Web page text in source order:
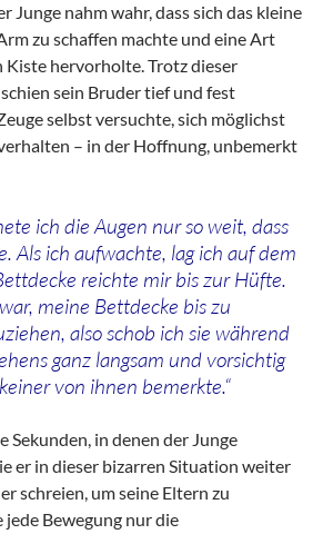
Junge nahm wahr, dass sich das kleine
zu schaffen machte und eine Art
Kiste hervorholte. Trotz dieser
sein Bruder tief und fest
selbst versuchte, sich möglichst
– in der Hoffnung, unbemerkt
ich die Augen nur so weit, dass
Als ich aufwachte, lag ich auf dem
reichte mir bis zur Hüfte.
meine Bettdecke bis zu
also schob ich sie während
ganz langsam und vorsichtig
von ihnen bemerkte.“
Sekunden, in denen der Junge
er in dieser bizarren Situation weiter
schreien, um seine Eltern zu
Bewegung nur die